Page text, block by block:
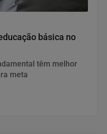
básica no
têm melhor
meta